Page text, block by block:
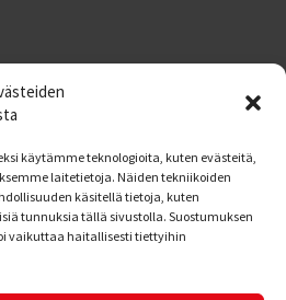
käytämme teknologioita, kuten evästeitä,
laitetietoja. Näiden tekniikoiden
käsitellä tietoja, kuten
tunnuksia tällä sivustolla. Suostumuksen
vaikuttaa haitallisesti tiettyihin